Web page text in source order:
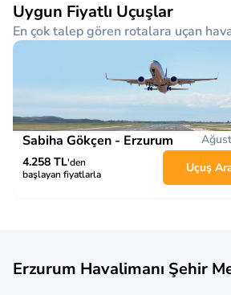
Uygun Fiyatlı Uçuşlar
En çok talep gören rotalara uçan
Sabiha Gökçen - Erzurum
4.258 TL'den
başlayan fiyatlarla
Uçuş
Erzurum Havalimanı Şehir